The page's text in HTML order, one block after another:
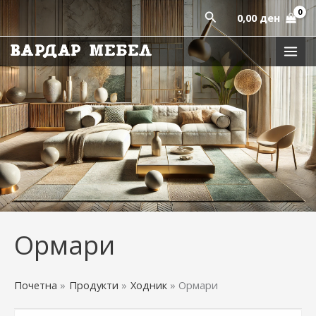
to
content
Пребарај
0,00 ден
Ормари
Почетна Продукти Ходник Ормари